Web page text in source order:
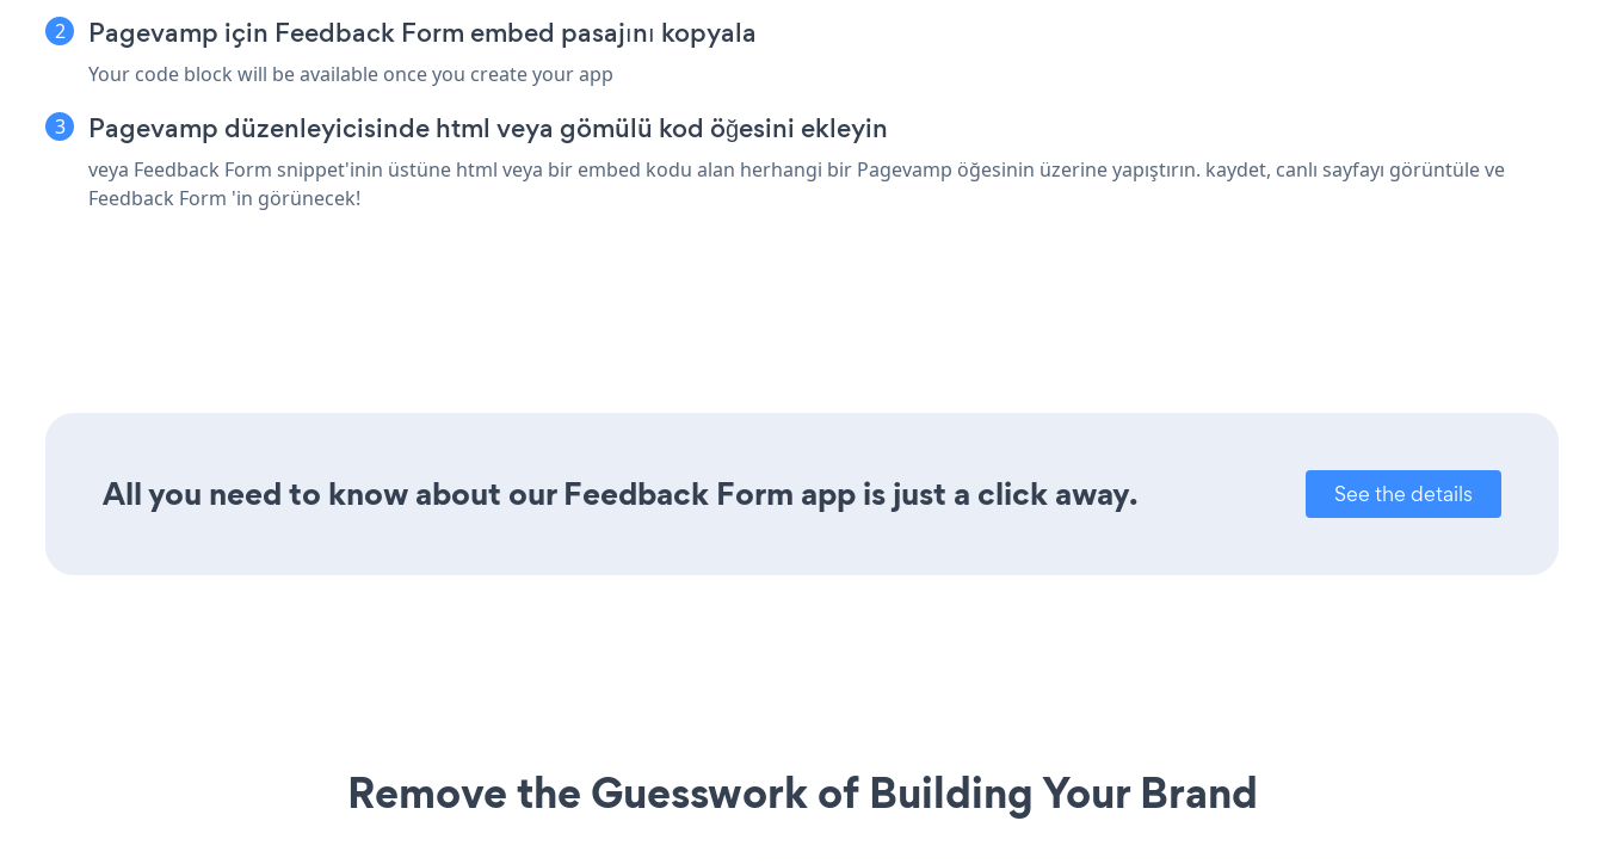
Pagevamp için Feedback Form embed pasajını kopyala
Your code block will be available once you create your app
Pagevamp düzenleyicisinde html veya gömülü kod öğesini ekleyin
veya Feedback Form snippet'inin üstüne html veya bir embed kodu alan herhangi bir Pagevamp öğesinin üzerine yapıştırın. kaydet, canlı sayfayı görüntüle ve
Feedback Form 'in görünecek!
All you need to know about our Feedback Form app is just a click away. See the details
Remove the Guesswork of Building Your Brand